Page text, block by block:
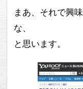
まあ、それで興
な、
と思います。